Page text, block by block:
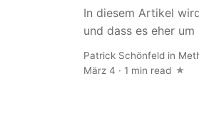
In diesem Artikel
und dass es eher um
Patrick Schönfeld in
März 4 · 1 min read